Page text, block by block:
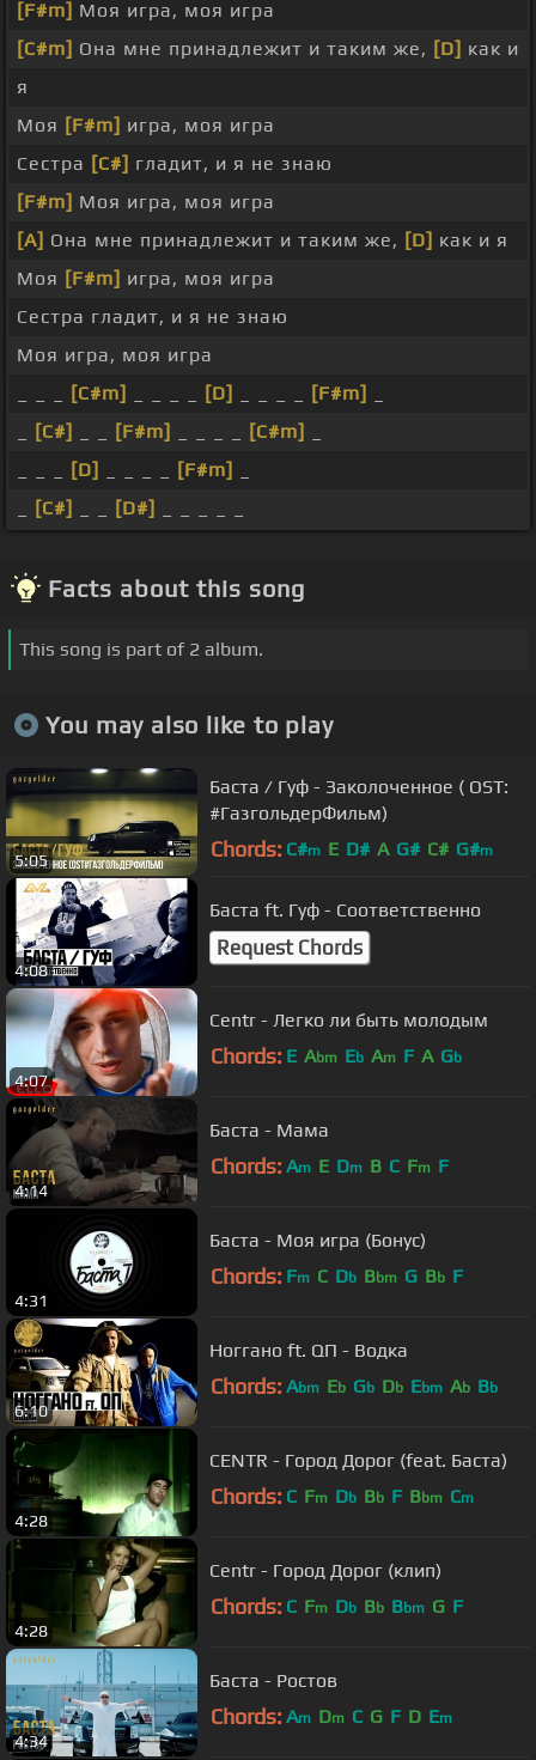
[F#m] Моя игра, моя игра
[C#m] Она мне принадлежит и таким же, [D] как и
я
Моя [F#m] игра, моя игра
Сестра [C#] гладит, и я не знаю
[F#m] Моя игра, моя игра
[A] Она мне принадлежит и таким же, [D] как и я
Моя [F#m] игра, моя игра
Сестра гладит, и я не знаю
Моя игра, моя игра
[C#m] [D] [F#m]
[C#] [F#m] [C#m]
[D] [F#m]
[C#] [D#]
Facts about this song
This song is part of 2 album.
You may also like to play
5:05
Баста / Гуф - Заколоченное ( OST:
#ГазгольдерФильм)
Chords: C#m E D# A G# C# G#m
4:08
Баста ft. Гуф - Соответственно
Request Chords
4:07
Centr - Легко ли быть молодым
Chords: E Abm Eb Am F A Gb
4:14
Баста - Мама
Chords: Am E Dm B C Fm F
4:31
Баста - Моя игра (Бонус)
Chords: Fm C Db Bbm G Bb F
6:10
Ноггано ft. QП - Водка
Chords: Abm Eb Gb Db Ebm Ab Bb
4:28
CENTR - Город Дорог (feat. Баста)
Chords: C Fm Db Bb F Bbm Cm
4:28
Centr - Город Дорог (клип)
Chords: C Fm Db Bb Bbm G F
4:34
Баста - Ростов
Chords: Am Dm C G F D Em